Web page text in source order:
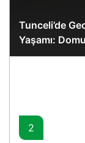
Tunceli’de
Yaşamı:
2